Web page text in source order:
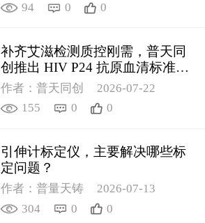
94
0 0
补齐艾滋检测质控刚需，普天同
创推出 HIV P24 抗原血清标准物
质
作者：普天同创
2026-07-22
155
0 0
引伸计标定仪，主要解决哪些标
定问题？
作者：普量天铸
2026-07-13
304
0 0